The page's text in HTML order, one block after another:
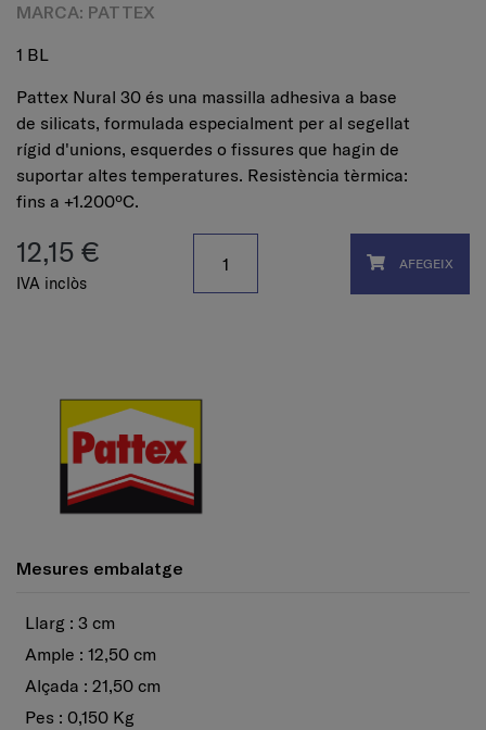
MARCA: PATTEX
1 BL
Pattex Nural 30 és una massilla adhesiva a base
de silicats, formulada especialment per al segellat
rígid d'unions, esquerdes o fissures que hagin de
suportar altes temperatures. Resistència tèrmica:
fins a +1.200ºC.
12,15 €
IVA inclòs
AFEGEIX
Mesures embalatge
Llarg : 3 cm
Ample : 12,50 cm
Alçada : 21,50 cm
Pes : 0,150 Kg